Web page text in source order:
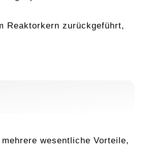
Reaktorkern zurückgeführt,
wesentliche Vorteile,